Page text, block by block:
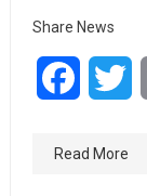
Share News
Read More